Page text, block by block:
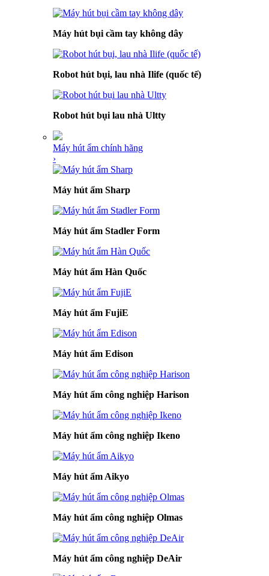
Máy hút bụi cầm tay không dây
Robot hút bụi, lau nhà Ilife (quốc tế)
Robot hút bụi lau nhà Ultty
Máy hút ẩm chính hãng
›
Máy hút ẩm Sharp
Máy hút ẩm Stadler Form
Máy hút ẩm Hàn Quốc
Máy hút ẩm FujiE
Máy hút ẩm Edison
Máy hút ẩm công nghiệp Harison
Máy hút ẩm công nghiệp Ikeno
Máy hút ẩm Aikyo
Máy hút ẩm công nghiệp Olmas
Máy hút ẩm công nghiệp DeAir